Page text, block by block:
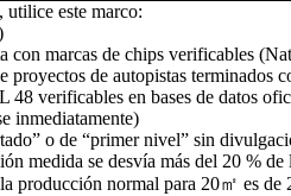
utilice este marco:
con marcas de chips verificables
proyectos de autopistas terminados
verificables en bases de datos
inmediatamente)
o de “primer nivel” sin
medida se desvía más del 20 %
producción normal para 20㎡ es de